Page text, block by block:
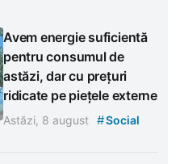
Avem energie suficientă
pentru consumul de
astăzi, dar cu prețuri
ridicate pe piețele externe
Astăzi, 8 august #Social